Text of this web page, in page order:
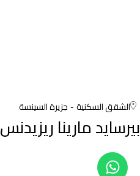
الشقق السكنية جزيرة السينسة
بيرسايد مارينا ريزيدنس